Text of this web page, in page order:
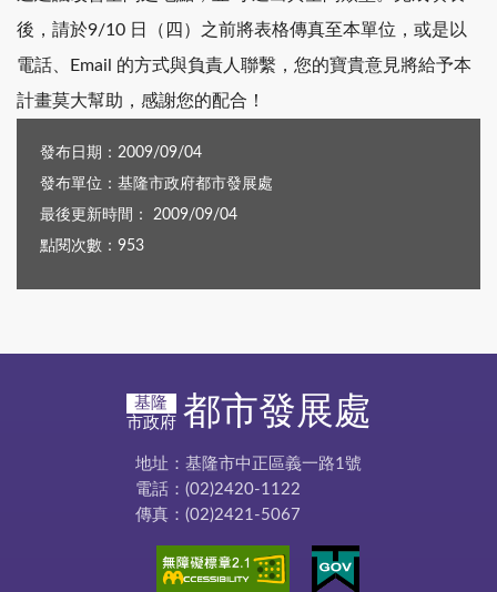
後，請於9/10 日（四）之前將表格傳真至本單位，或是以
電話、Email 的方式與負責人聯繫，您的寶貴意見將給予本
計畫莫大幫助，感謝您的配合！
發布日期：2009/09/04
發布單位：基隆市政府都市發展處
最後更新時間： 2009/09/04
點閱次數：953
基隆
市政府 都市發展處
地址：基隆市中正區義一路1號
電話：(02)2420-1122
傳真：(02)2421-5067